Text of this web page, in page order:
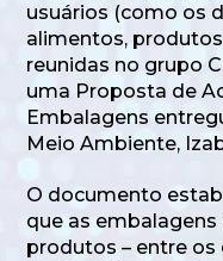
usuários (como os
alimentos,
reunidas no grupo
uma Proposta de
Embalagens
Meio Ambiente,
O documento
que as
produtos – entre os